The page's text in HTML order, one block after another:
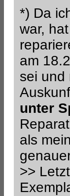
*) Da
war,
am
sei und
unter
als
>>